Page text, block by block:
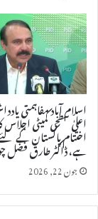
اسلام آباد مفاہمتی
اعلیٰ سطحی کمیٹی
اختتام پاکستان کے
ہے، ڈاکٹر طارق فضل
جون 22, 2026